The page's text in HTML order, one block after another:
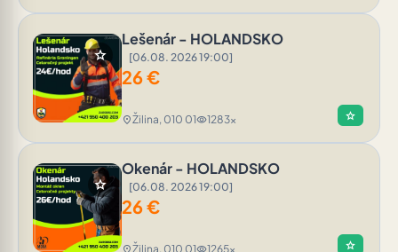
star
Lešenár - HOLANDSKO
[06.08. 2026 19:00]
26€
location_onŽilina, 010 01visibility1283x star
star
Okenár - HOLANDSKO
[06.08. 2026 19:00]
26€
location_onŽilina, 010 01visibility1265x star